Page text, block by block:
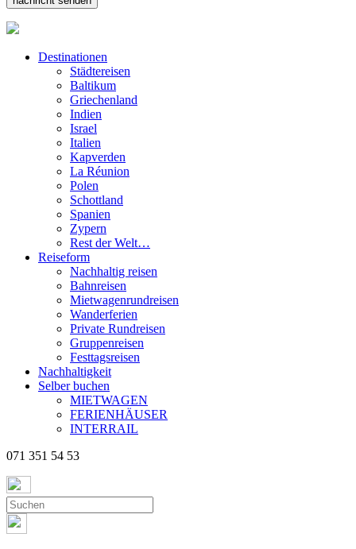
Destinationen
Städtereisen
Baltikum
Griechenland
Indien
Israel
Italien
Kapverden
La Réunion
Polen
Schottland
Spanien
Zypern
Rest der Welt…
Reiseform
Nachhaltig reisen
Bahnreisen
Mietwagenrundreisen
Wanderferien
Private Rundreisen
Gruppenreisen
Festtagsreisen
Nachhaltigkeit
Selber buchen
MIETWAGEN
FERIENHÄUSER
INTERRAIL
071 351 54 53